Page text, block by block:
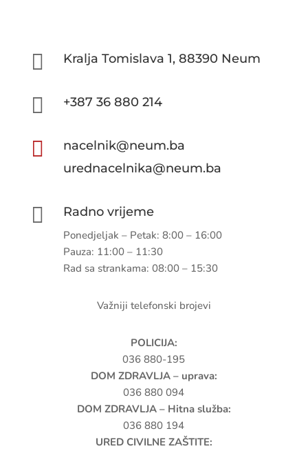
 Kralja Tomislava 1, 88390 Neum
 +387 36 880 214

nacelnik@neum.ba
urednacelnika@neum.ba
 Radno vrijeme
Ponedjeljak – Petak: 8:00 – 16:00
Pauza: 11:00 – 11:30
Rad sa strankama: 08:00 – 15:30
Važniji telefonski brojevi
POLICIJA:
036 880-195
DOM ZDRAVLJA – uprava:
036 880 094
DOM ZDRAVLJA – Hitna služba:
036 880 194
URED CIVILNE ZAŠTITE: